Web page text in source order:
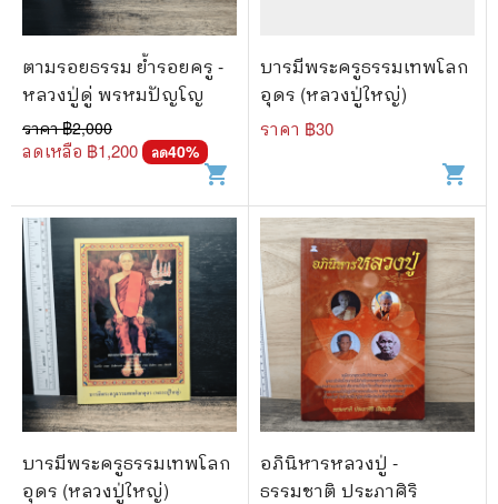
ตามรอยธรรม ย้ำรอยครู -
หลวงปู่ดู่ พรหมปัญโญ
ราคา ฿2,000
ลดเหลือ ฿1,200 ลด40%
shopping_cart
บารมีพระครูธรรมเทพโลก
อุดร (หลวงปู่ใหญ่)
ราคา ฿30
shopping_cart
บารมีพระครูธรรมเทพโลก
อุดร (หลวงปู่ใหญ่)
อภินิหารหลวงปู่ -
ธรรมชาติ ประภาศิริ